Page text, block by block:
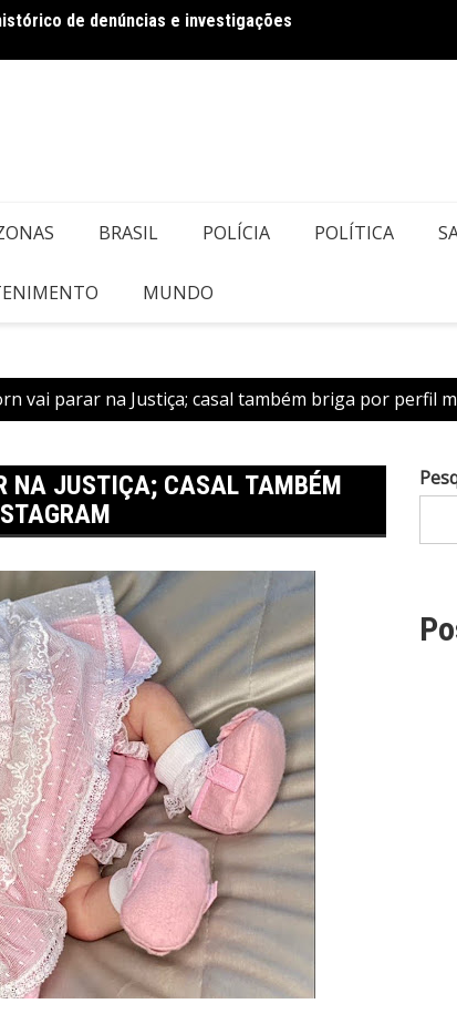
de denúncias e investigações
BRASIL POLÍCIA POLÍTICA
MUNDO
vai parar na Justiça; casal também briga por perfil
NA JUSTIÇA; CASAL TAMBÉM